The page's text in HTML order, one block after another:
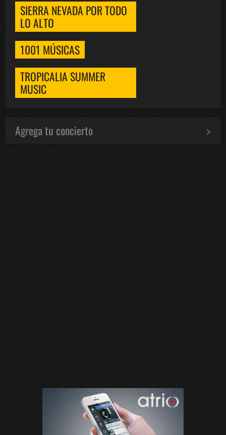
SIERRA NEVADA POR TODO
LO ALTO
1001 MÚSICAS
TROPICALIA SUMMER
MUSIC
Agrega tu concierto